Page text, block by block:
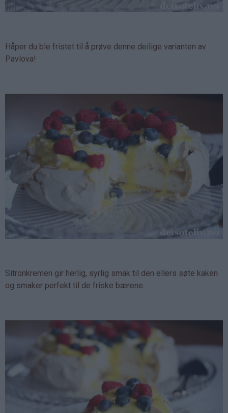
Håper du ble fristet til å prøve denne deilige varianten av
Pavlova!
Sitronkremen gir herlig, syrlig smak til den ellers søte kaken
og smaker perfekt til de friske bærene.